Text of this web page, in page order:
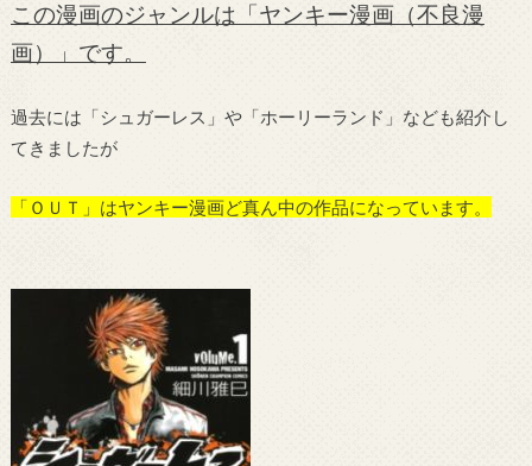
この漫画のジャンルは「ヤンキー漫画（不良漫
画）」です。
過去には「シュガーレス」や「ホーリーランド」なども紹介し
てきましたが
「ＯＵＴ」はヤンキー漫画ど真ん中の作品になっています。